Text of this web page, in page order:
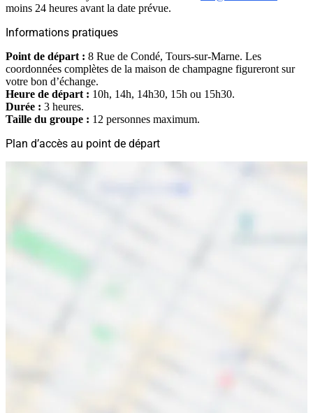
moins 24 heures avant la date prévue.
Informations pratiques
Point de départ : 8 Rue de Condé, Tours-sur-Marne. Les
coordonnées complètes de la maison de champagne figureront sur
votre bon d’échange.
Heure de départ : 10h, 14h, 14h30, 15h ou 15h30.
Durée : 3 heures.
Taille du groupe : 12 personnes maximum.
Plan d’accès au point de départ